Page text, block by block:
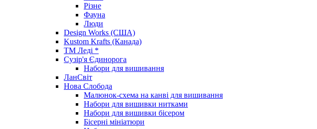
Різне
Фауна
Люди
Design Works (США)
Kustom Krafts (Канада)
ТМ Леді *
Сузір'я Єдинорога
Набори для вишивання
ЛанСвіт
Нова Слобода
Малюнок-схема на канві для вишивання
Набори для вишивки нитками
Набори для вишивки бісером
Бісерні мініатюри